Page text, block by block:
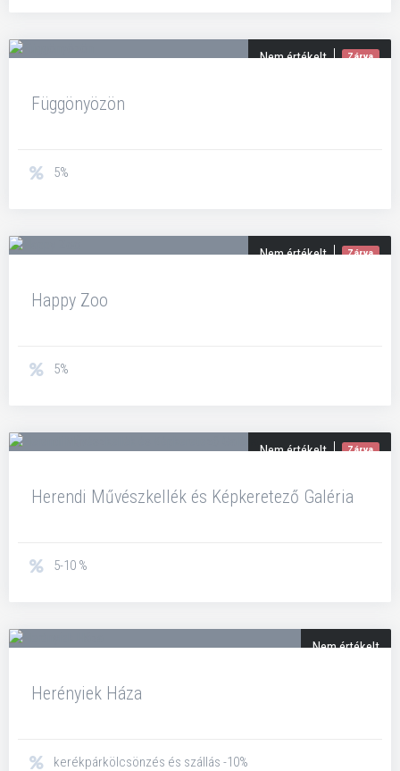
Nem értékelt Zárva
Függönyözön
5%
Nem értékelt Zárva
Happy Zoo
5%
Nem értékelt Zárva
Herendi Művészkellék és Képkeretező Galéria
5-10 %
Nem értékelt
Herényiek Háza
kerékpárkölcsönzés és szállás -10%